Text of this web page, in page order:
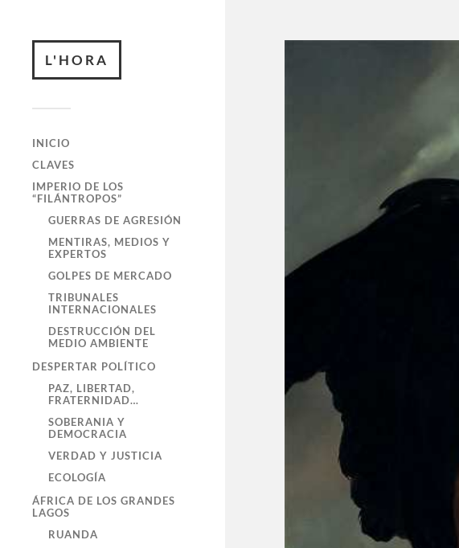
L'HORA
INICIO
CLAVES
IMPERIO DE LOS
“FILÁNTROPOS”
GUERRAS DE AGRESIÓN
MENTIRAS, MEDIOS Y
EXPERTOS
GOLPES DE MERCADO
TRIBUNALES
INTERNACIONALES
DESTRUCCIÓN DEL
MEDIO AMBIENTE
DESPERTAR POLÍTICO
PAZ, LIBERTAD,
FRATERNIDAD…
SOBERANIA Y
DEMOCRACIA
VERDAD Y JUSTICIA
ECOLOGÍA
ÁFRICA DE LOS GRANDES
LAGOS
RUANDA